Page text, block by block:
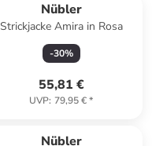
Nübler
Strickjacke Amira in Rosa
-30%
55,81 €
UVP: 79,95 €*
Nübler